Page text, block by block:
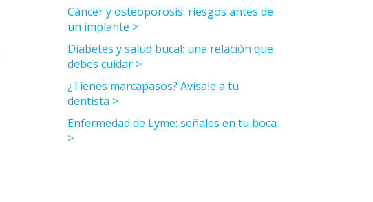
Cáncer y osteoporosis: riesgos antes de
un implante
Diabetes y salud bucal: una relación que
debes cuidar
¿Tienes marcapasos? Avísale a tu
dentista
Enfermedad de Lyme: señales en tu boca